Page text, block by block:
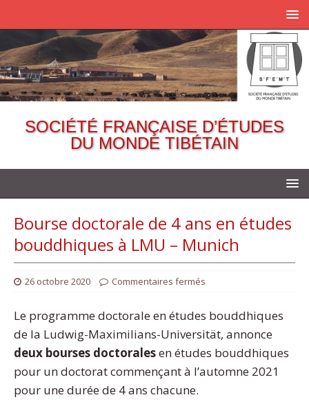
SOCIÉTÉ FRANÇAISE D’ÉTUDES
DU MONDE TIBÉTAIN
Bourse doctorale de 4 ans en études
bouddhiques à LMU – Munich
26 octobre 2020 Commentaires fermés
Le programme doctorale en études bouddhiques
de la Ludwig-Maximilians-Universität, annonce
deux bourses doctoralesen études bouddhiques
pour un doctorat commençant à l’automne 2021
pour une durée de 4 ans chacune.